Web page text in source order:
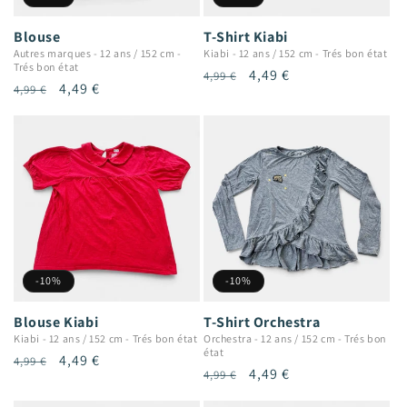
Blouse
Autres marques - 12 ans / 152 cm -
Trés bon état
Prix
4,99 €
Prix
4,49 €
T-Shirt Kiabi
Kiabi - 12 ans / 152 cm - Trés bon état
Prix
4,99 €
Prix
4,49 €
-10%
Blouse Kiabi
Kiabi - 12 ans / 152 cm - Trés bon état
Prix
4,99 €
Prix
4,49 €
-10%
T-Shirt Orchestra
Orchestra - 12 ans / 152 cm -Trés bon
état
Prix
4,99 €
Prix
4,49 €